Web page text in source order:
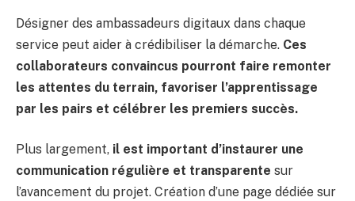
Désigner des ambassadeurs digitaux dans chaque
service peut aider à crédibiliser la démarche. Ces
collaborateurs convaincus pourront faire remonter
les attentes du terrain, favoriser l’apprentissage
par les pairs et célébrer les premiers succès.
Plus largement, il est important d’instaurer une
communication régulière et transparente sur
l’avancement du projet. Création d’une page dédiée sur